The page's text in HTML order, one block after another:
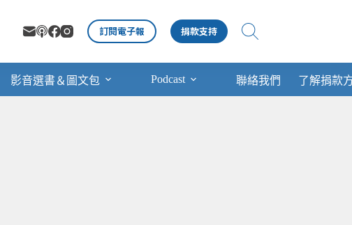
訂閱電子報 捐款支持
影音選書＆圖文包 Podcast 聯絡我們 了解捐款